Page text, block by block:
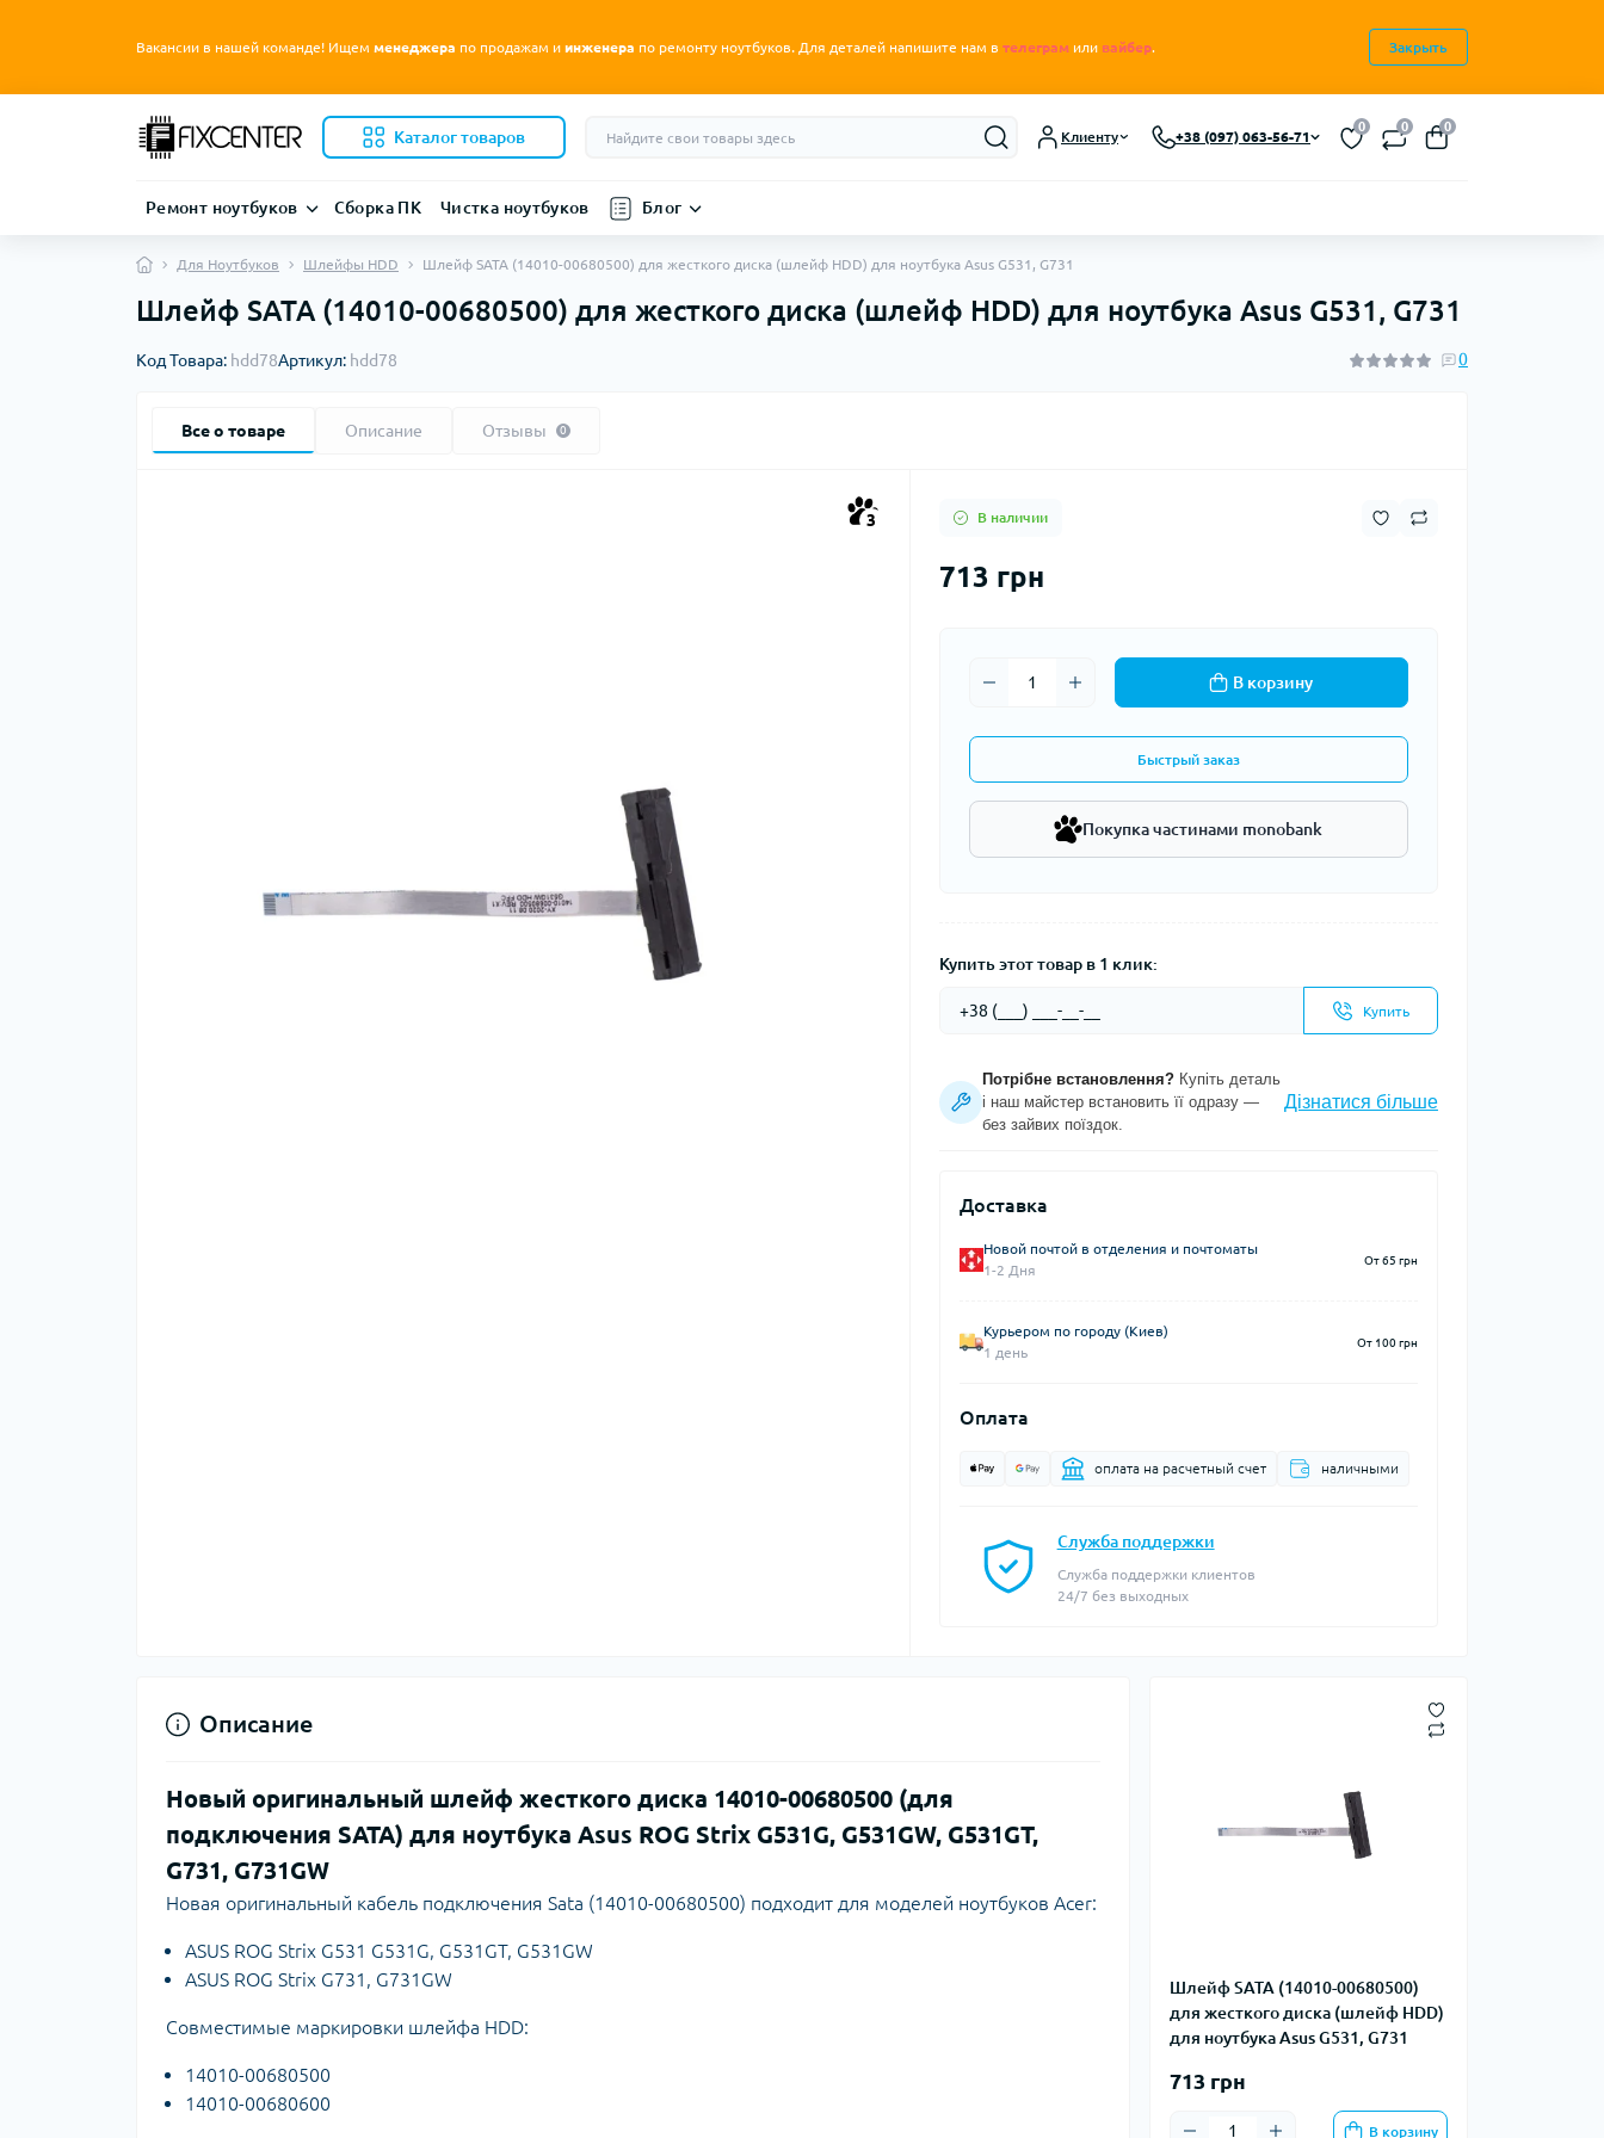
Вакансии в нашей команде! Ищем менеджера по продажам и инженера по ремонту ноутбуков. Для деталей напишите нам в телеграм или вайбер. Закрыть
Каталог товаров Клиенту +38 (097) 063-56-71
0 0 0
Ремонт ноутбуков Сборка ПК Чистка ноутбуков Блог
Для Ноутбуков Шлейфы HDD Шлейф SATA (14010-00680500) для жесткого диска (шлейф HDD) для ноутбука Asus G531, G731
Шлейф SATA (14010-00680500) для жесткого диска (шлейф HDD) для ноутбука Asus G531, G731
Код Товара: hdd78Артикул: hdd78 0
Все о товаре Описание Отзывы 0
3 В наличии
713 грн
В корзину
Быстрый заказ
Покупка частинами monobank
Купить этот товар в 1 клик:
Купить
Потрібне встановлення?Купіть деталь
і наш майстер встановить її одразу —
без зайвих поїздок.
Дізнатися більше
Доставка
Новой почтой в отделения и почтоматы
1-2 Дня
От 65 грн
Курьером по городу (Киев)
1 день
От 100 грн
Оплата
оплата на расчетный счет наличными
Служба поддержки
Служба поддержки клиентов
24/7 без выходных
Шлейф SATA (14010-00680500)
для жесткого диска (шлейф HDD)
для ноутбука Asus G531, G731
713 грн
В корзину
Описание
Новый оригинальный шлейф жесткого диска 14010-00680500 (для
подключения SATA) для ноутбука Asus ROG Strix G531G, G531GW, G531GT,
G731, G731GW
Новая оригинальный кабель подключения Sata (14010-00680500) подходит для моделей ноутбуков Acer:
ASUS ROG Strix G531 G531G, G531GT, G531GW
ASUS ROG Strix G731, G731GW
Совместимые маркировки шлейфа HDD:
14010-00680500
14010-00680600